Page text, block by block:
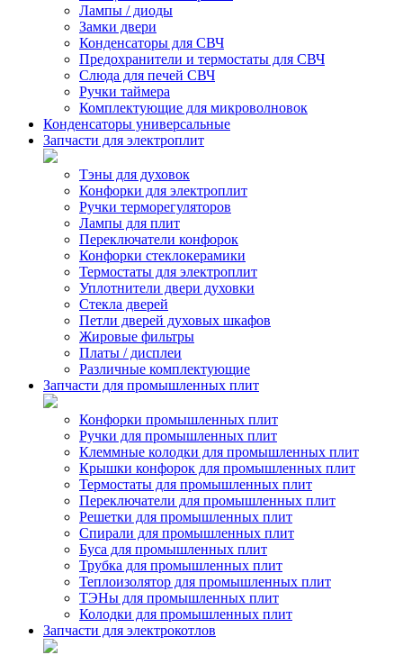
Лампы / диоды
Замки двери
Конденсаторы для СВЧ
Предохранители и термостаты для СВЧ
Слюда для печей СВЧ
Ручки таймера
Комплектующие для микроволновок
Конденсаторы универсальные
Запчасти для электроплит
Тэны для духовок
Конфорки для электроплит
Ручки терморегуляторов
Лампы для плит
Переключатели конфорок
Конфорки стеклокерамики
Термостаты для электроплит
Уплотнители двери духовки
Стекла дверей
Петли дверей духовых шкафов
Жировые фильтры
Платы / дисплеи
Различные комплектующие
Запчасти для промышленных плит
Конфорки промышленных плит
Ручки для промышленных плит
Клеммные колодки для промышленных плит
Крышки конфорок для промышленных плит
Термостаты для промышленных плит
Переключатели для промышленных плит
Решетки для промышленных плит
Спирали для промышленных плит
Буса для промышленных плит
Трубка для промышленных плит
Теплоизолятор для промышленных плит
ТЭНы для промышленных плит
Колодки для промышленных плит
Запчасти для электрокотлов